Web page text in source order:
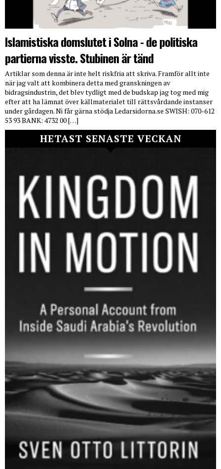
Islamistiska domslutet i Solna - de politiska
partierna visste. Stubinen är tänd
Artiklar som denna är inte helt riskfria att skriva. Framför allt inte
när jag valt att kombinera detta med granskningen av
bidragsindustrin, det blev tydligt med de budskap jag tog med mig
efter att ha lämnat över källmaterialet till rättsvårdande instanser
under gårdagen. Ni får gärna stödja Ledarsidorna.se SWISH: 070-612
53 93 BANK: 4732 00 […]
HETAST SENASTE VECKAN